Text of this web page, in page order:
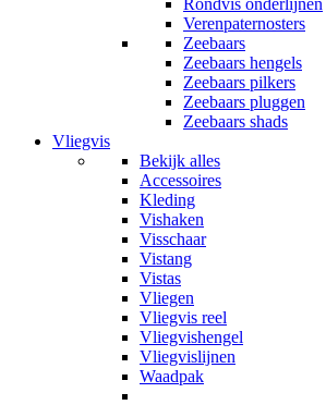
Rondvis onderlijnen
Verenpaternosters
Zeebaars
Zeebaars hengels
Zeebaars pilkers
Zeebaars pluggen
Zeebaars shads
Vliegvis
Bekijk alles
Accessoires
Kleding
Vishaken
Visschaar
Vistang
Vistas
Vliegen
Vliegvis reel
Vliegvishengel
Vliegvislijnen
Waadpak